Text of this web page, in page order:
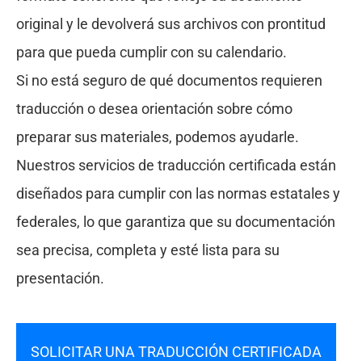
original y le devolverá sus archivos con prontitud
para que pueda cumplir con su calendario.
Si no está seguro de qué documentos requieren
traducción o desea orientación sobre cómo
preparar sus materiales, podemos ayudarle.
Nuestros servicios de traducción certificada están
diseñados para cumplir con las normas estatales y
federales, lo que garantiza que su documentación
sea precisa, completa y esté lista para su
presentación.
SOLICITAR UNA TRADUCCIÓN CERTIFICADA